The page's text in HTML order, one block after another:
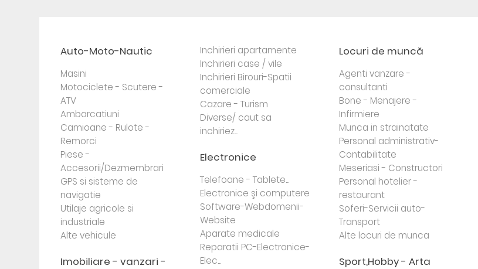
Auto-Moto-Nautic
Masini
Motociclete - Scutere -
ATV
Ambarcatiuni
Camioane - Rulote -
Remorci
Piese -
Accesorii/Dezmembrari
GPS si sisteme de
navigatie
Utilaje agricole si
industriale
Alte vehicule
Imobiliare - vanzari -
Inchirieri apartamente
Inchirieri case / vile
Inchirieri Birouri-Spatii
comerciale
Cazare - Turism
Diverse/ caut sa
inchiriez...
Electronice
Telefoane - Tablete...
Electronice şi computere
Software-Webdomenii-
Website
Aparate medicale
Reparatii PC-Electronice-
Elec...
Locuri de muncă
Agenti vanzare -
consultanti
Bone - Menajere -
Infirmiere
Munca in strainatate
Personal administrativ-
Contabilitate
Meseriasi - Constructori
Personal hotelier -
restaurant
Soferi-Servicii auto-
Transport
Alte locuri de munca
Sport,Hobby - Arta